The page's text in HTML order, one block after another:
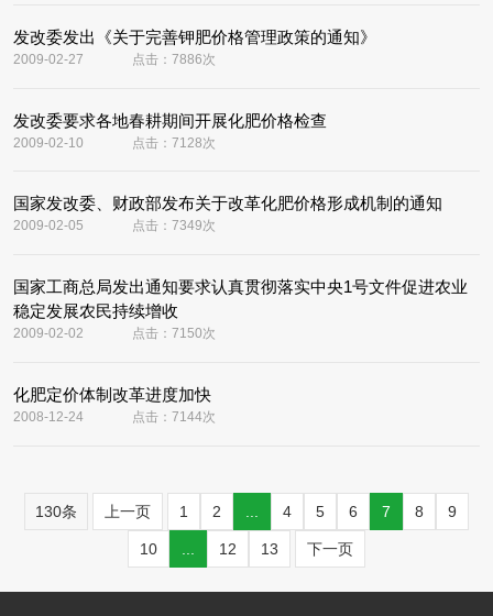
发改委发出《关于完善钾肥价格管理政策的通知》
2009-02-27 点击：7886次
发改委要求各地春耕期间开展化肥价格检查
2009-02-10 点击：7128次
国家发改委、财政部发布关于改革化肥价格形成机制的通知
2009-02-05 点击：7349次
国家工商总局发出通知要求认真贯彻落实中央1号文件促进农业
稳定发展农民持续增收
2009-02-02 点击：7150次
化肥定价体制改革进度加快
2008-12-24 点击：7144次
130条 上一页 1 2 4 5 6 7 8 9
10 12 13 下一页